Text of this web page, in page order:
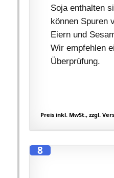
Soja enthalten
können Spuren
Eiern und
Wir empfehlen
Überprüfung.
Preis inkl. MwSt., zzgl.
8